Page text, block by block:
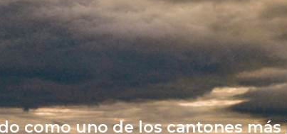
como uno de los cantones